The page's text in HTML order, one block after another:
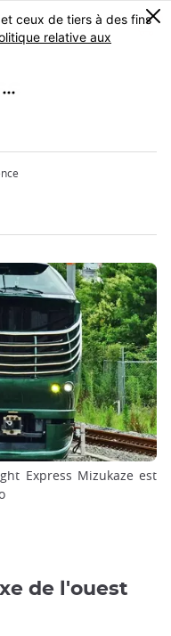
0
Express Mizukaze est
de l'ouest